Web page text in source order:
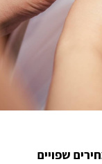
שפויים